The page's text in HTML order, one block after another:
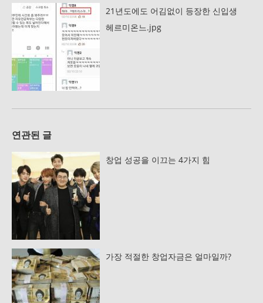
21년도에도 어김없이 등장한 신입생
헤르미온느.jpg
연관된 글
창업 성공을 이끄는 4가지 힘
가장 적절한 창업자금은 얼마일까?